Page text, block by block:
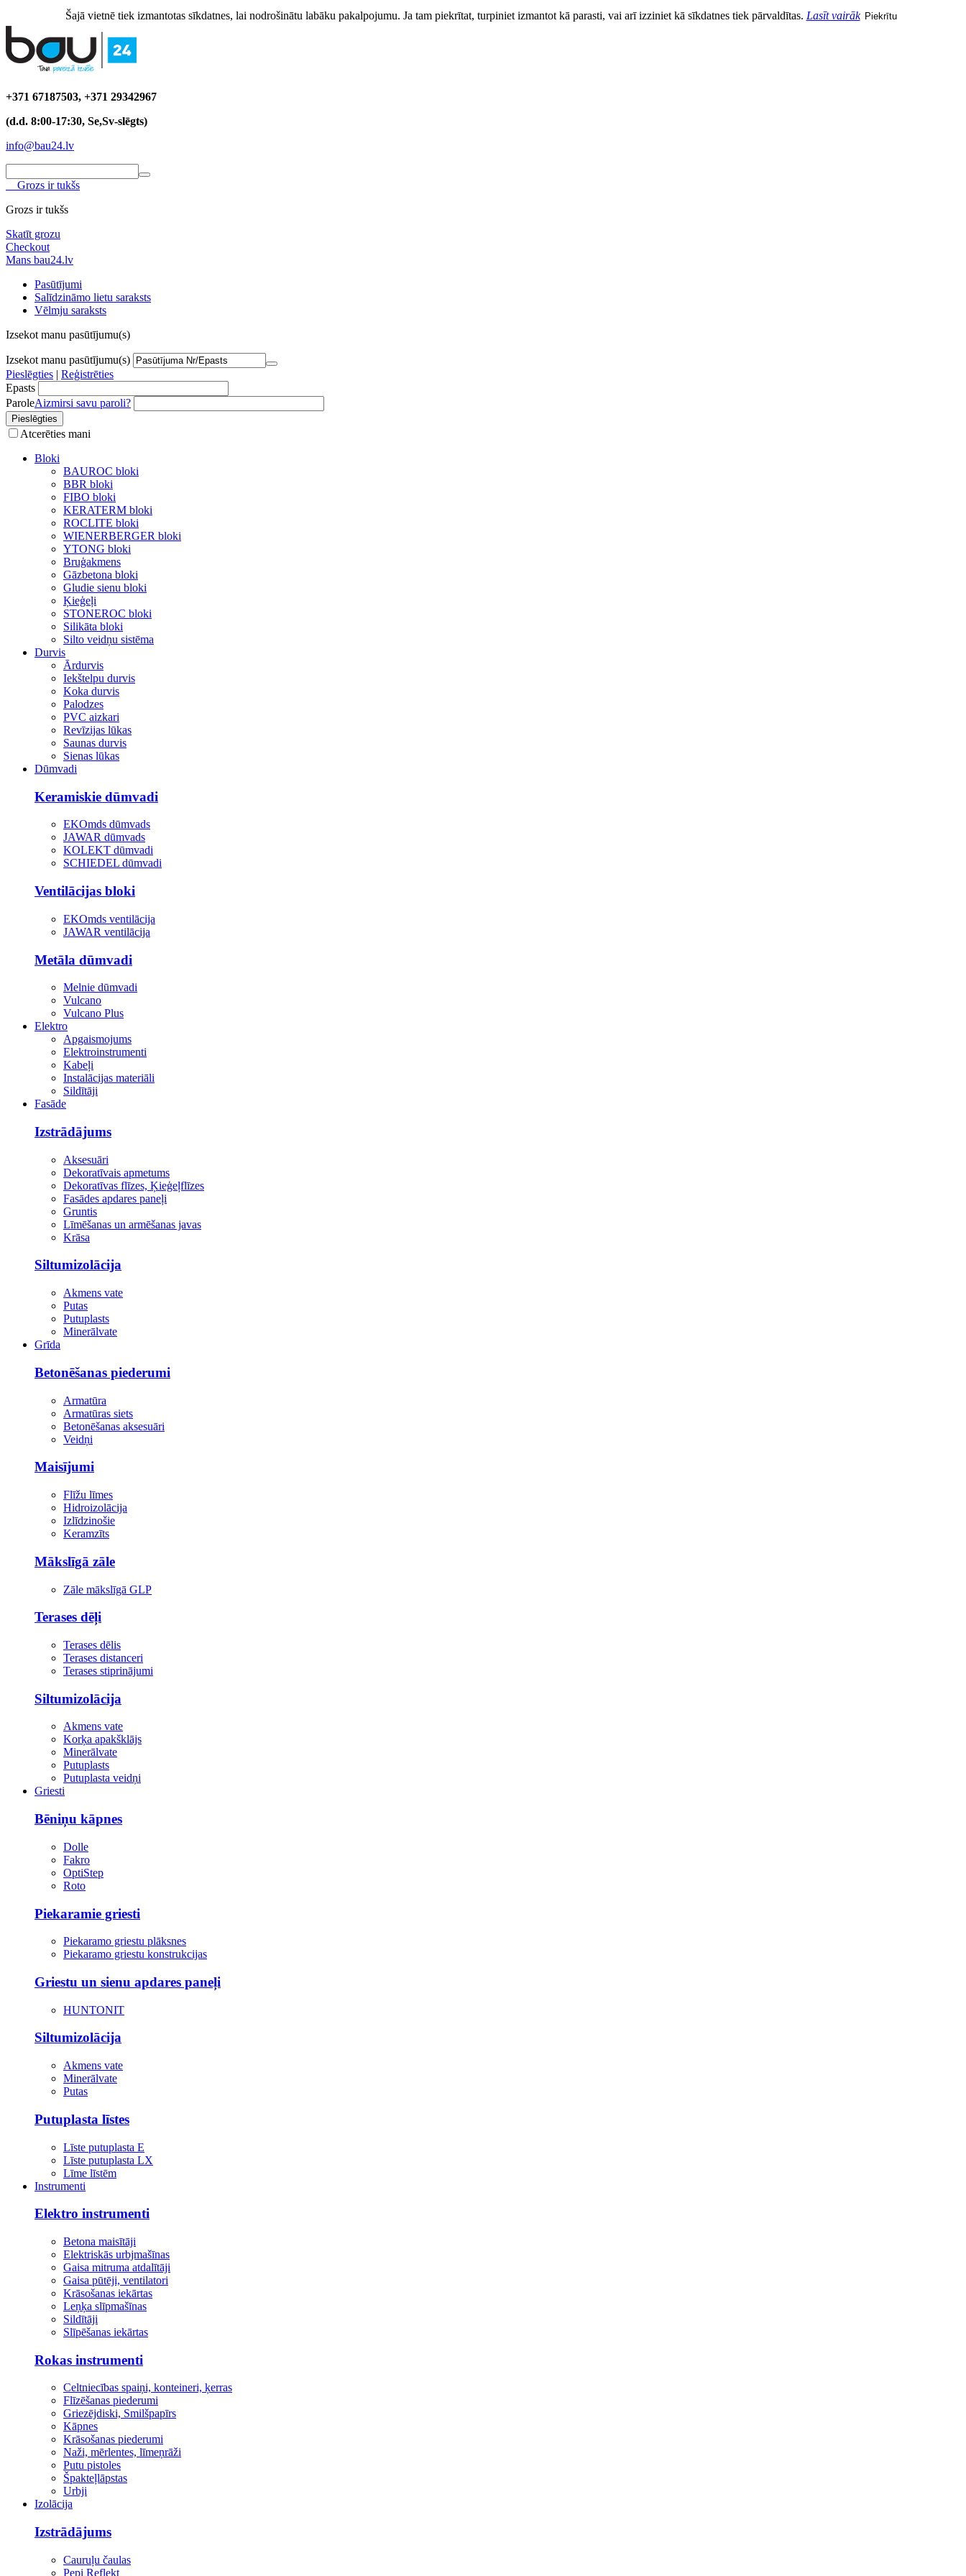
Šajā vietnē tiek izmantotas sīkdatnes, lai nodrošinātu labāku pakalpojumu. Ja tam piekrītat, turpiniet izmantot kā parasti, vai arī izziniet kā sīkdatnes tiek pārvaldītas. Lasīt vairāk Piekrītu
+371 67187503, +371 29342967
(d.d. 8:00-17:30, Se,Sv-slēgts)
info@bau24.lv
Grozs ir tukšs
Grozs ir tukšs
Skatīt grozu
Checkout
Mans bau24.lv
Pasūtījumi
Salīdzināmo lietu saraksts
Vēlmju saraksts
Izsekot manu pasūtījumu(s)
Izsekot manu pasūtījumu(s)
Pieslēgties | Reģistrēties
Epasts
ParoleAizmirsi savu paroli?
Atcerēties mani
Bloki
BAUROC bloki
BBR bloki
FIBO bloki
KERATERM bloki
ROCLITE bloki
WIENERBERGER bloki
YTONG bloki
Bruģakmens
Gāzbetona bloki
Gludie sienu bloki
Ķieģeļi
STONEROC bloki
Silikāta bloki
Silto veidņu sistēma
Durvis
Ārdurvis
Iekštelpu durvis
Koka durvis
Palodzes
PVC aizkari
Revīzijas lūkas
Saunas durvis
Sienas lūkas
Dūmvadi
Keramiskie dūmvadi
EKOmds dūmvads
JAWAR dūmvads
KOLEKT dūmvadi
SCHIEDEL dūmvadi
Ventilācijas bloki
EKOmds ventilācija
JAWAR ventilācija
Metāla dūmvadi
Melnie dūmvadi
Vulcano
Vulcano Plus
Elektro
Apgaismojums
Elektroinstrumenti
Kabeļi
Instalācijas materiāli
Sildītāji
Fasāde
Izstrādājums
Aksesuāri
Dekoratīvais apmetums
Dekoratīvas flīzes, Ķieģeļflīzes
Fasādes apdares paneļi
Gruntis
Līmēšanas un armēšanas javas
Krāsa
Siltumizolācija
Akmens vate
Putas
Putuplasts
Minerālvate
Grīda
Betonēšanas piederumi
Armatūra
Armatūras siets
Betonēšanas aksesuāri
Veidņi
Maisījumi
Flīžu līmes
Hidroizolācija
Izlīdzinošie
Keramzīts
Mākslīgā zāle
Zāle mākslīgā GLP
Terases dēļi
Terases dēlis
Terases distanceri
Terases stiprinājumi
Siltumizolācija
Akmens vate
Korķa apakšklājs
Minerālvate
Putuplasts
Putuplasta veidņi
Griesti
Bēniņu kāpnes
Dolle
Fakro
OptiStep
Roto
Piekaramie griesti
Piekaramo griestu plāksnes
Piekaramo griestu konstrukcijas
Griestu un sienu apdares paneļi
HUNTONIT
Siltumizolācija
Akmens vate
Minerālvate
Putas
Putuplasta līstes
Līste putuplasta E
Līste putuplasta LX
Līme līstēm
Instrumenti
Elektro instrumenti
Betona maisītāji
Elektriskās urbjmašīnas
Gaisa mitruma atdalītāji
Gaisa pūtēji, ventilatori
Krāsošanas iekārtas
Leņķa slīpmašīnas
Sildītāji
Slīpēšanas iekārtas
Rokas instrumenti
Celtniecības spaiņi, konteineri, ķerras
Flīzēšanas piederumi
Griezējdiski, Smilšpapīrs
Kāpnes
Krāsošanas piederumi
Naži, mērlentes, līmeņrāži
Putu pistoles
Špakteļlāpstas
Urbji
Izolācija
Izstrādājums
Cauruļu čaulas
Pepi Reflekt